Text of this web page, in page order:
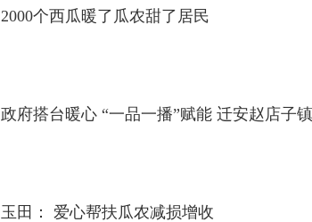
2000个西瓜暖了瓜农甜了居民
政府搭台暖心 “一品一播”赋能 迁安赵店子
玉田： 爱心帮扶瓜农减损增收